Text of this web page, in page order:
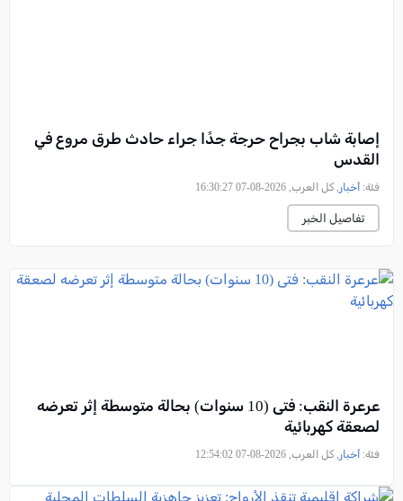
إصابة شاب بجراح حرجة جدًا جراء حادث طرق مروع في
القدس
فئة: أخبار , كل العرب, 2026-08-07 16:30:27
تفاصيل الخبر
عرعرة النقب: فتى (10 سنوات) بحالة متوسطة إثر تعرضه
لصعقة كهربائية
فئة: أخبار , كل العرب, 2026-08-07 12:54:02